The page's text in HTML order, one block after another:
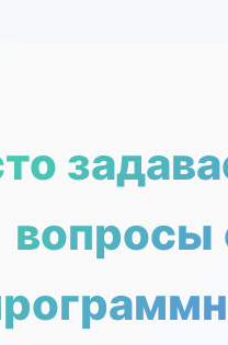
вопросы